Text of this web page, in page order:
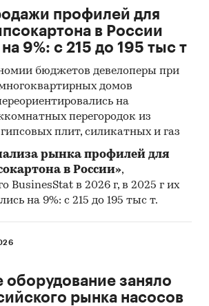
профилей для
в России
9%: с 215 до 195 тыс т
бюджетов девелоперы при
домов
на
перегородок из
плит, силикатных и газ
рынка профилей для
в России»,
BusinesStat в 2026 г, в 2025 г их
на 9%: с 215 до 195 тыс т.
оборудование заняло
рынка насосов